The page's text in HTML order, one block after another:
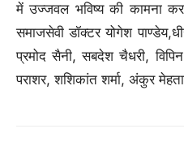
में उज्जवल भविष्य की कामना
समाजसेवी डॉक्टर योगेश
प्रमोद सैनी, सबदेश चैधरी,
पराशर, शशिकांत शर्मा, अंकुर